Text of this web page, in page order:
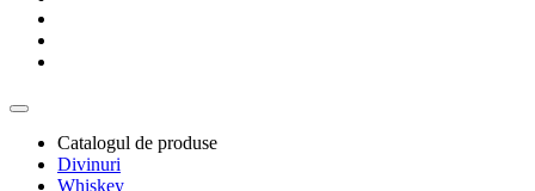
Catalogul de produse
Divinuri
Whiskey